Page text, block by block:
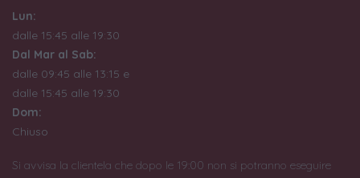
Lun:
dalle 15:45 alle 19:30
Dal Mar al Sab:
dalle 09:45 alle 13:15 e
dalle 15:45 alle 19:30
Dom:
Chiuso
Si avvisa la clientela che dopo le 19:00 non si potranno eseguire